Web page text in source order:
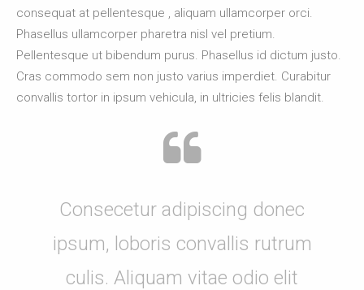
consequat at pellentesque , aliquam ullamcorper orci.
Phasellus ullamcorper pharetra nisl vel pretium.
Pellentesque ut bibendum purus. Phasellus id dictum justo.
Cras commodo sem non justo varius imperdiet. Curabitur
convallis tortor in ipsum vehicula, in ultricies felis blandit.
Consecetur adipiscing donec
ipsum, loboris convallis rutrum
culis. Aliquam vitae odio elit